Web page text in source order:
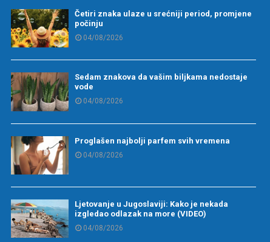
Četiri znaka ulaze u srećniji period, promjene
počinju
04/08/2026
Sedam znakova da vašim biljkama nedostaje
vode
04/08/2026
Proglašen najbolji parfem svih vremena
04/08/2026
Ljetovanje u Jugoslaviji: Kako je nekada
izgledao odlazak na more (VIDEO)
04/08/2026